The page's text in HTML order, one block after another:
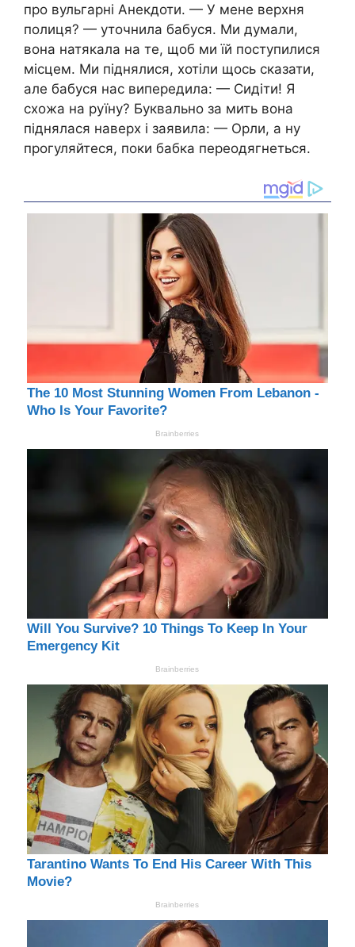
про вульгарні Анекдоти. — У мене верхня
полиця? — уточнила бабуся. Ми думали,
вона натякала на те, щоб ми їй поступилися
місцем. Ми піднялися, хотіли щось сказати,
але бабуся нас випередила: — Сидіти! Я
схожа на руїну? Буквально за мить вона
піднялася наверх і заявила: — Орли, а ну
прогуляйтеся, поки бабка переодягнеться.